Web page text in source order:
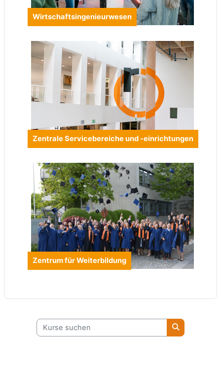
Wirtschaftsingenieurwesen
Zentrale Servicebereiche und -einrichtungen
Zentrum für Weiterbildung
Kurse suchen
Kurse